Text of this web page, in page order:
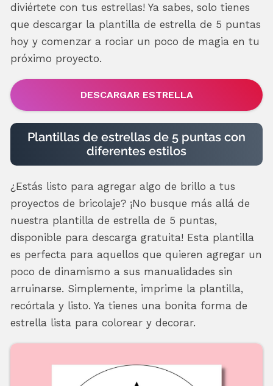
diviértete con tus estrellas! Ya sabes, solo tienes
que descargar la plantilla de estrella de 5 puntas
hoy y comenzar a rociar un poco de magia en tu
próximo proyecto.
DESCARGAR ESTRELLA
Plantillas de estrellas de 5 puntas con
diferentes estilos
¿Estás listo para agregar algo de brillo a tus
proyectos de bricolaje? ¡No busque más allá de
nuestra plantilla de estrella de 5 puntas,
disponible para descarga gratuita! Esta plantilla
es perfecta para aquellos que quieren agregar un
poco de dinamismo a sus manualidades sin
arruinarse. Simplemente, imprime la plantilla,
recórtala y listo. Ya tienes una bonita forma de
estrella lista para colorear y decorar.